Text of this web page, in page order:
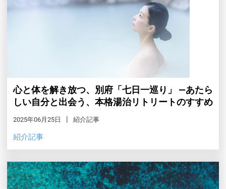
心と体を解き放つ、別府「七日一巡り」 ―あたら
しい自分と出会う、本格湯治リトリートのすすめ
2025年06月25日 紹介記事
紹介記事